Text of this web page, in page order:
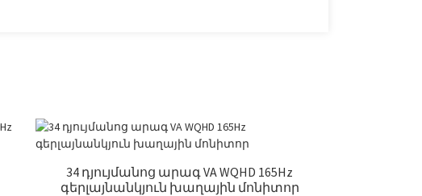
34 դյույմանոց արագ VA WQHD 165Hz
գերլայնանկյուն խաղային մոնիտոր